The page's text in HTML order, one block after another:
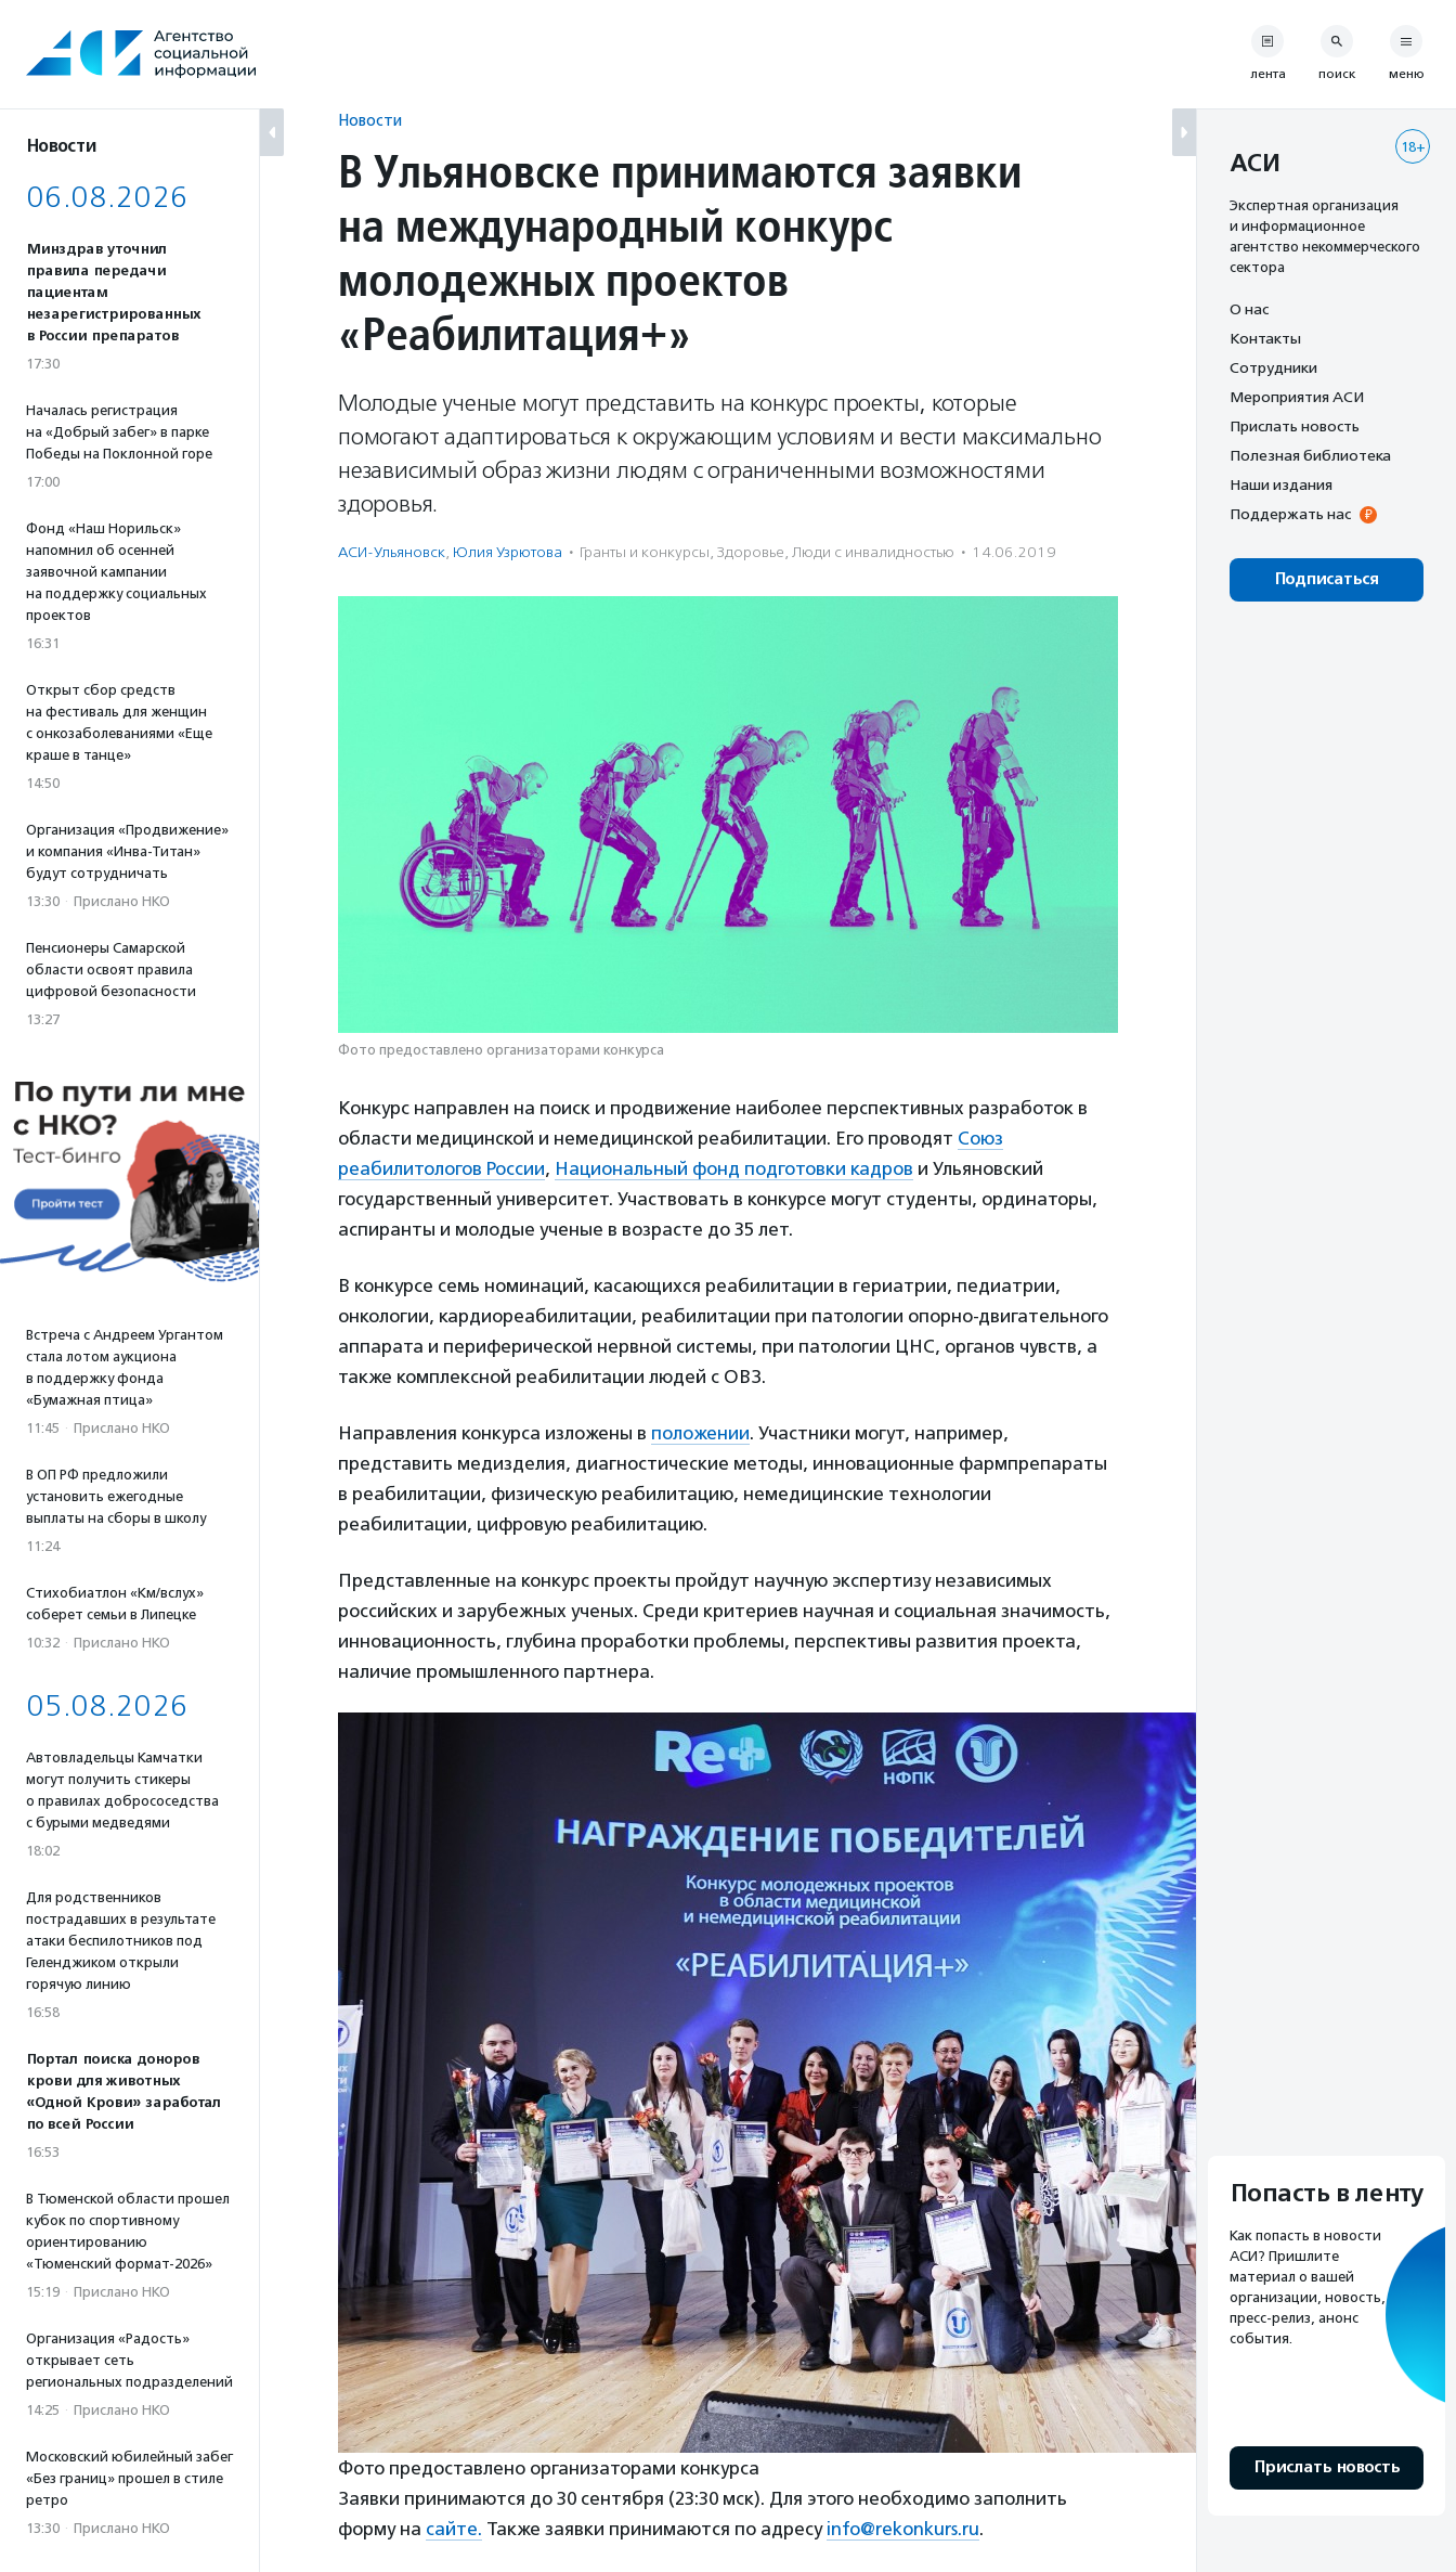
содержанию
Новости
06.08.2026
Минздрав уточнил
правила передачи
пациентам
незарегистрированных
в России препаратов
17:30
Началась регистрация
на «Добрый забег» в парке
Победы на Поклонной горе
17:00
Фонд «Наш Норильск»
напомнил об осенней
заявочной кампании
на поддержку социальных
проектов
16:31
Открыт сбор средств
на фестиваль для женщин
с онкозаболеваниями «Еще
краше в танце»
14:50
Организация «Продвижение»
и компания «Инва-Титан»
будут сотрудничать
13:30 · Прислано НКО
Пенсионеры Самарской
области освоят правила
цифровой безопасности
13:27
Встреча с Андреем Ургантом
стала лотом аукциона
в поддержку фонда
«Бумажная птица»
11:45 · Прислано НКО
В ОП РФ предложили
установить ежегодные
выплаты на сборы в школу
11:24
Стихобиатлон «Км/вслух»
соберет семьи в Липецке
10:32 · Прислано НКО
05.08.2026
Автовладельцы Камчатки
могут получить стикеры
о правилах добрососедства
с бурыми медведями
18:02
Для родственников
пострадавших в результате
атаки беспилотников под
Геленджиком открыли
горячую линию
16:58
Портал поиска доноров
крови для животных
«Одной Крови» заработал
по всей России
16:53
В Тюменской области прошел
кубок по спортивному
ориентированию
«Тюменский формат-2026»
15:19 · Прислано НКО
Организация «Радость»
открывает сеть
региональных подразделений
14:25 · Прислано НКО
Московский юбилейный забег
«Без границ» прошел в стиле
ретро
13:30 · Прислано НКО
Новости
В Ульяновске принимаются заявки
на международный конкурс
молодежных проектов
«Реабилитация+»
Молодые ученые могут представить на конкурс проекты, которые
помогают адаптироваться к окружающим условиям и вести максимально
независимый образ жизни людям с ограниченными возможностями
здоровья.
АСИ-Ульяновск, Юлия Узрютова · Гранты и конкурсы, Здоровье, Люди с инвалидностью · 14.06.2019
Фото предоставлено организаторами конкурса
Конкурс направлен на поиск и продвижение наиболее перспективных разработок в
области медицинской и немедицинской реабилитации. Его проводят Союз
реабилитологов России, Национальный фонд подготовки кадров и Ульяновский
государственный университет. Участвовать в конкурсе могут студенты, ординаторы,
аспиранты и молодые ученые в возрасте до 35 лет.
В конкурсе семь номинаций, касающихся реабилитации в гериатрии, педиатрии,
онкологии, кардиореабилитации, реабилитации при патологии опорно-двигательного
аппарата и периферической нервной системы, при патологии ЦНС, органов чувств, а
также комплексной реабилитации людей с ОВЗ.
Направления конкурса изложены в положении. Участники могут, например,
представить медизделия, диагностические методы, инновационные фармпрепараты
в реабилитации, физическую реабилитацию, немедицинские технологии
реабилитации, цифровую реабилитацию.
Представленные на конкурс проекты пройдут научную экспертизу независимых
российских и зарубежных ученых. Среди критериев научная и социальная значимость,
инновационность, глубина проработки проблемы, перспективы развития проекта,
наличие промышленного партнера.
Фото предоставлено организаторами конкурса
Заявки принимаются до 30 сентября (23:30 мск). Для этого необходимо заполнить
форму на сайте. Также заявки принимаются по адресу info@rekonkurs.ru.
лента поиск меню
18+
АСИ
Экспертная организация
и информационное
агентство некоммерческого
сектора
О нас
Контакты
Сотрудники
Мероприятия АСИ
Прислать новость
Полезная библиотека
Наши издания
Поддержать нас
Подписаться
Попасть в ленту
Как попасть в новости
АСИ? Пришлите
материал о вашей
организации, новость,
пресс-релиз, анонс
события.
Прислать новость